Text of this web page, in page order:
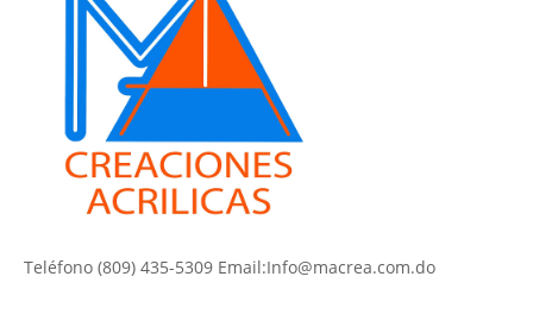
Teléfono (809) 435-5309 Email:Info@macrea.com.do